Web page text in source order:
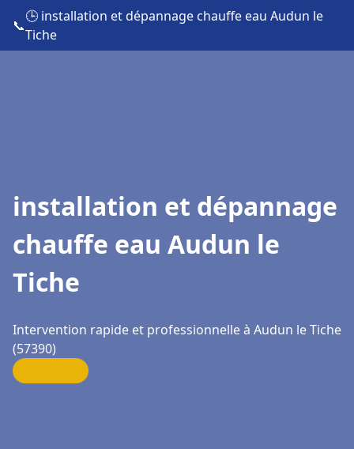
📞
🕒 installation et dépannage chauffe eau Audun le
Tiche
installation et dépannage
chauffe eau Audun le
Tiche
Intervention rapide et professionnelle à Audun le Tiche
(57390)